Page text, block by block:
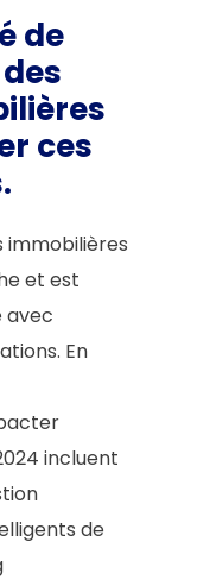
de
ces
immobilières
et est
avec
En
incluent
de